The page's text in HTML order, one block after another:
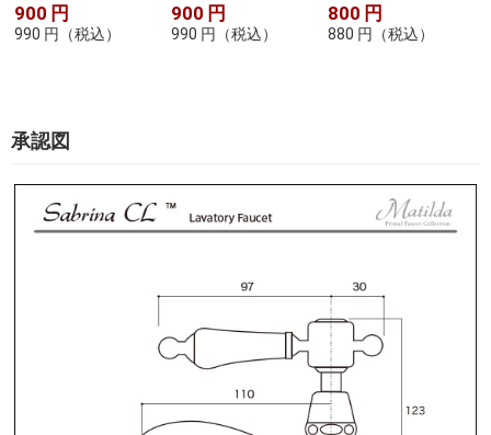
900 円
990 円 （税込）
900 円
990 円 （税込）
800 円
880 円 （税込）
承認図